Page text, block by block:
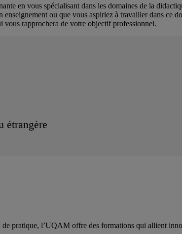
en vous spécialisant dans les domaines de la
ou que vous aspiriez à travailler dans ce
vous rapprochera de votre objectif professionnel.
étrangère
de pratique, l’UQAM offre des formations qui allient